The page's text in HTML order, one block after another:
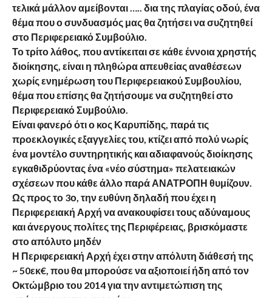
τελικά μάλλον αμείβονται ….. δια της πλαγίας οδού, ένα
θέμα που ο συνδυασμός μας θα ζητήσει να συζητηθεί
στο Περιφερειακό Συμβούλιο.
Το τρίτο λάθος, που αντίκειται σε κάθε έννοια χρηστής
διοίκησης, είναι η πληθώρα απευθείας αναθέσεων
χωρίς ενημέρωση του Περιφερειακού Συμβουλίου,
θέμα που επίσης θα ζητήσουμε να συζητηθεί στο
Περιφερειακό Συμβούλιο.
Είναι φανερό ότι ο κος Καρυπίδης, παρά τις
προεκλογικές εξαγγελίες του, κτίζει από πολύ νωρίς
ένα μοντέλο συντηρητικής και αδιαφανούς διοίκησης
εγκαθιδρύοντας ένα «νέο σύστημα» πελατειακών
σχέσεων που κάθε άλλο παρά ΑΝΑΤΡΟΠΗ θυμίζουν.
Ως προς το 3ο, την ευθύνη δηλαδή που έχει η
Περιφερειακή Αρχή να ανακουφίσει τους αδύναμους
και άνεργους πολίτες της Περιφέρειας, βρισκόμαστε
στο απόλυτο μηδέν
Η Περιφερειακή Αρχή έχει στην απόλυτη διάθεσή της
~ 50εκ€, που θα μπορούσε να αξιοποιεί ήδη από τον
Οκτώμβριο του 2014 για την αντιμετώπιση της